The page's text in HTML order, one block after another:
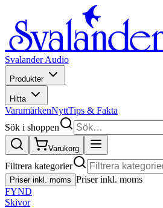
Svalander Audio
Produkter
Hitta
VarumärkenNyttTips & Fakta
Sök i shoppen
Varukorg
Filtrera kategorier
Priser inkl. moms Priser inkl. moms
FYND
Skivor